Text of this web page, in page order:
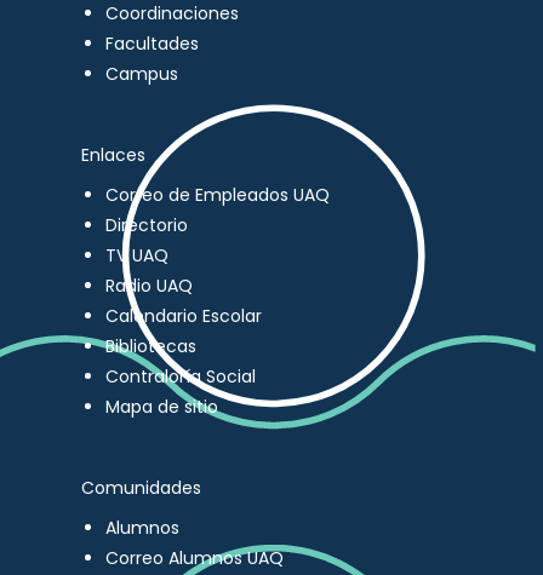
Coordinaciones
Facultades
Campus
Enlaces
Correo de Empleados UAQ
Directorio
TV UAQ
Radio UAQ
Calendario Escolar
Bibliotecas
Contraloría Social
Mapa de sitio
Comunidades
Alumnos
Correo Alumnos UAQ